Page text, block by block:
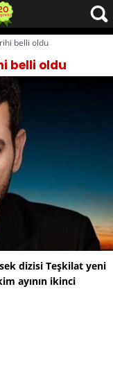
belli oldu
belli oldu
dizisi Teşkilat yeni
ayının ikinci